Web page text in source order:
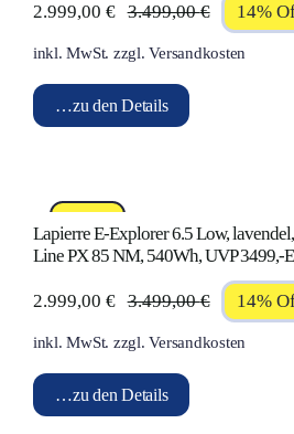
3.499,00€
Preis
2.999,00 €
Aktueller
Preis
14%
inkl. MwSt. zzgl.Versandkosten
…zu den Details
%Sale!
Lapierre E-Explorer 6.5 Low,
Line PX 85 NM, 540Wh, UVP 3499,-
3.499,00€
Preis
2.999,00 €
Aktueller
Preis
14%
inkl. MwSt. zzgl.Versandkosten
…zu den Details